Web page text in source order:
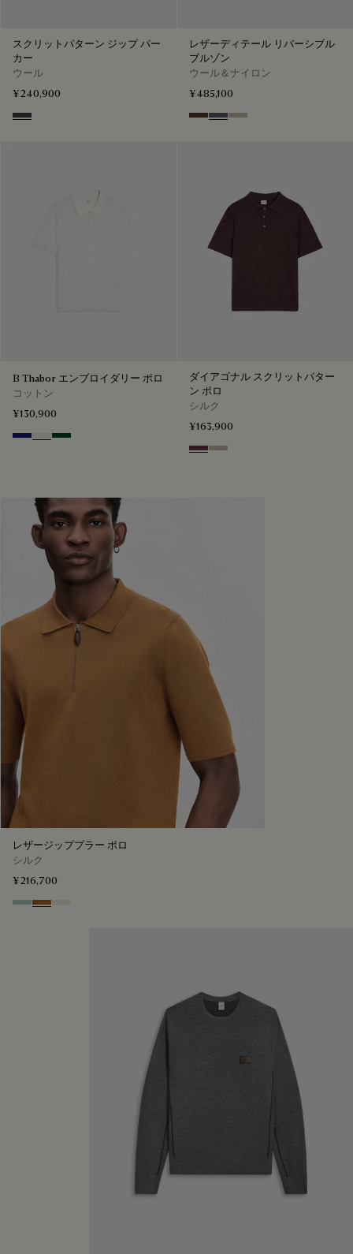
スクリットパターン ジップ パー
カー
ウール
¥240,900
Navy & Grey Scritto
レザーディテール リバーシブル
ブルゾン
ウール＆ナイロン
¥485,100
Earth Brown
Purple Cloud
Salvia
B Thabor エンブロイダリー ポロ
コットン
¥130,900
Noctural Blue
Off White
Green Smoke
ダイアゴナル スクリットパター
ン ポロ
シルク
¥163,900
Hershey
Salvia
レザージッププラー ポロ
シルク
¥216,700
Duck Egg
Tobacco